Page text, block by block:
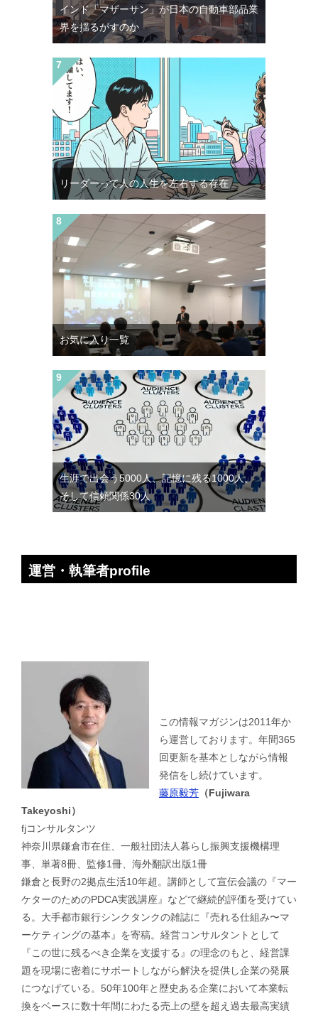
インド「マザーサン」が日本の自動車部品業
界を揺るがすのか
リーダーって人の人生を左右する存在
お気に入り一覧
生涯で出会う5000人、記憶に残る1000人、
そして信頼関係30人
運営・執筆者profile
この情報マガジンは2011年か
ら運営しております。年間365
回更新を基本としながら情報
発信をし続けています。
藤原毅芳 （Fujiwara
Takeyoshi）
fjコンサルタンツ
神奈川県鎌倉市在住、一般社団法人暮らし振興支援機構理
事、単著8冊、監修1冊、海外翻訳出版1冊
鎌倉と長野の2拠点生活10年超。講師として宣伝会議の『マー
ケターのためのPDCA実践講座』などで継続的評価を受けてい
る。大手都市銀行シンクタンクの雑誌に『売れる仕組み〜マ
ーケティングの基本』を寄稿。経営コンサルタントとして
『この世に残るべき企業を支援する』の理念のもと、経営課
題を現場に密着にサポートしながら解決を提供し企業の発展
につなげている。50年100年と歴史ある企業において本業転
換をベースに数十年間にわたる売上の壁を超え過去最高実績